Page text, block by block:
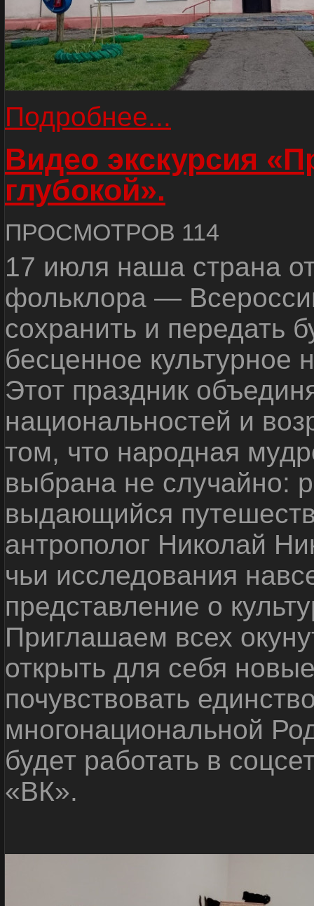
Подробнее...
Видео экскурсия
глубокой».
ПРОСМОТРОВ 114
17 июля наша страна
фольклора —
сохранить и передать
бесценное культурное
Этот праздник
национальностей и
том, что народная
выбрана не случайно:
выдающийся
антрополог Николай
чьи исследования
представление о
Приглашаем всех
открыть для себя
почувствовать
многонациональной
будет работать в
«ВК».